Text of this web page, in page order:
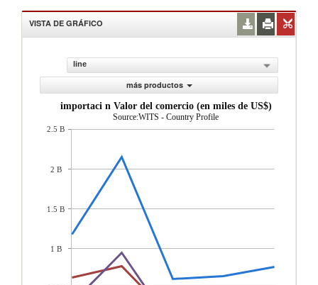
VISTA DE GRÁFICO
line
más productos
importaci n Valor del comercio (en miles de US$)
Source:WITS - Country Profile
2.5 B
2 B
1.5 B
1 B